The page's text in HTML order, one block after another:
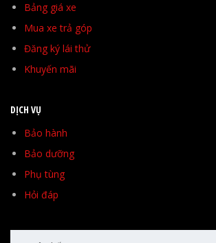
Bảng giá xe
Mua xe trả góp
Đăng ký lái thử
Khuyến mãi
DỊCH VỤ
Bảo hành
Bảo dưỡng
Phụ tùng
Hỏi đáp